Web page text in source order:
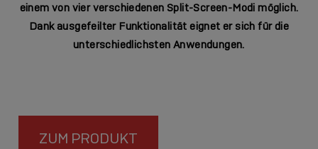
einem von vier verschiedenen Split-Screen-Modi möglich.
Dank ausgefeilter Funktionalität eignet er sich für die
unterschiedlichsten Anwendungen.
ZUM PRODUKT